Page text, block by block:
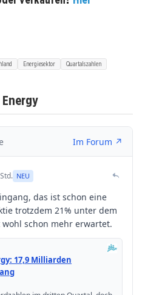
Energiesektor
Quartalszahlen